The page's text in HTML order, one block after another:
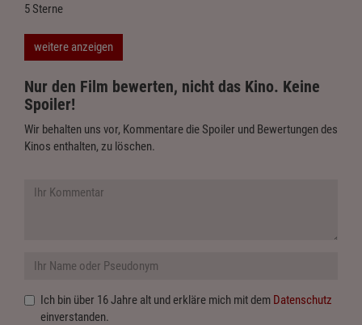
5 Sterne
weitere anzeigen
Nur den Film bewerten, nicht das Kino. Keine
Spoiler!
Wir behalten uns vor, Kommentare die Spoiler und Bewertungen des
Kinos enthalten, zu löschen.
Ich bin über 16 Jahre alt und erkläre mich mit dem Datenschutz
einverstanden.